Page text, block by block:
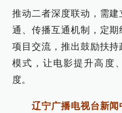
推动二者深度联动，需
通、传播互通机制，定
项目交流，推出鼓励扶
模式，让电影提升高度
度。
辽宁广播电视台新闻